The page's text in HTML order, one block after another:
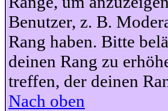
Benutzer, z. B.
Rang haben. Bitte
deinen Rang zu
treffen, der deinen
Nach oben